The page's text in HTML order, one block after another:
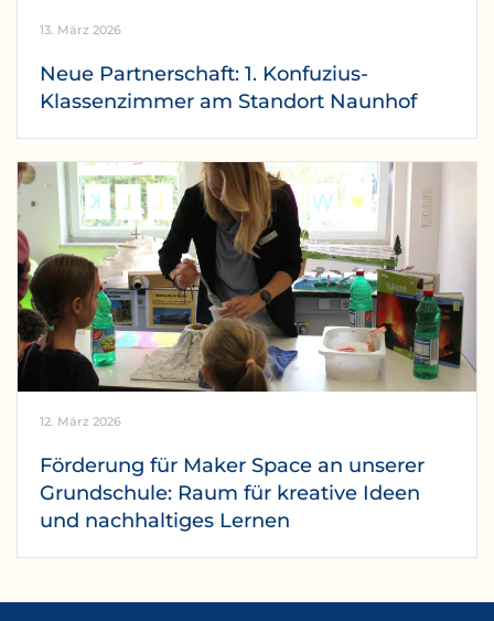
13. März 2026
Neue Partnerschaft: 1. Konfuzius-
Klassenzimmer am Standort Naunhof
12. März 2026
Förderung für Maker Space an unserer
Grundschule: Raum für kreative Ideen
und nachhaltiges Lernen